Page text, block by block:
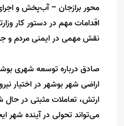
محور برازجان – آب‌پخش و اجرای
اقدامات مهم در دستور کار
نقش مهمی در ایمنی مردم و
اراضی شهر بوشهر در اختیار
ارتش، تعاملات مثبتی در
می‌تواند تحولی در آینده شهر